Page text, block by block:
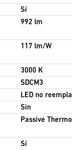
Sí
992 lm
117 lm/W
3000 K
SDCM3
LED no
Sin
Passive
Sí